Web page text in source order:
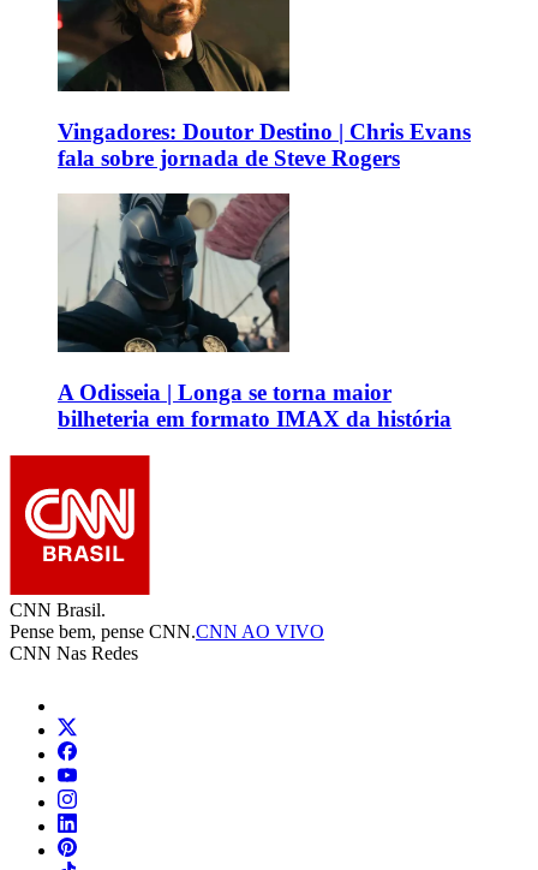
Vingadores: Doutor Destino | Chris Evans
fala sobre jornada de Steve Rogers
A Odisseia | Longa se torna maior
bilheteria em formato IMAX da história
CNN Brasil.
Pense bem, pense CNN.CNN AO VIVO
CNN Nas Redes